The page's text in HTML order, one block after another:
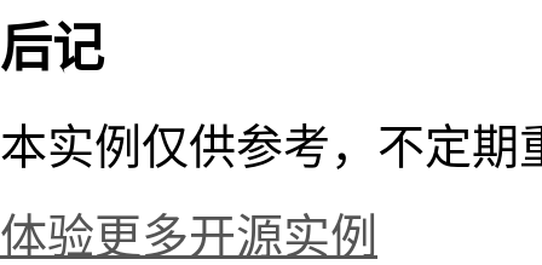
后记
本实例仅供参考，不定期
体验更多开源实例